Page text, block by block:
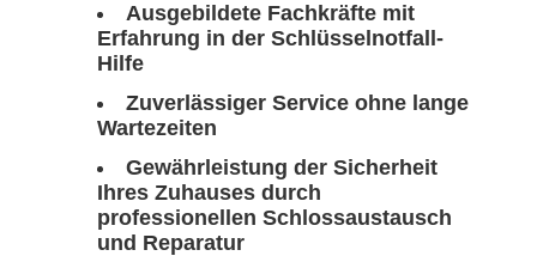
Ausgebildete Fachkräfte mit
Erfahrung in der Schlüsselnotfall-
Hilfe
Zuverlässiger Service ohne lange
Wartezeiten
Gewährleistung der Sicherheit
Ihres Zuhauses durch
professionellen Schlossaustausch
und Reparatur